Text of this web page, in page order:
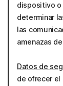
dispositivo o
determinar
las
amenazas
Datos de
de ofrecer el